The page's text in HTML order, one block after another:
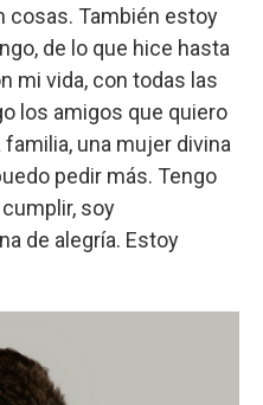
cosas. También estoy
de lo que hice hasta
mi vida, con todas las
los amigos que quiero
una mujer divina
pedir más. Tengo
soy
de alegría. Estoy